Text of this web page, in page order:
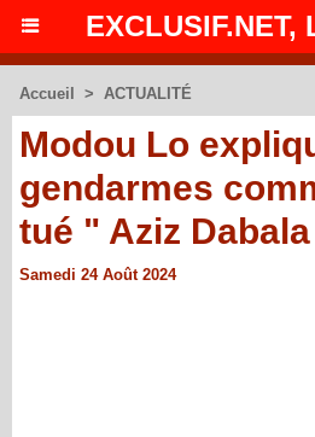
EXCLUSIF.NET,
Accueil > ACTUALITÉ
Modou Lo
gendarmes
tué " Aziz
Samedi 24 Août 2024